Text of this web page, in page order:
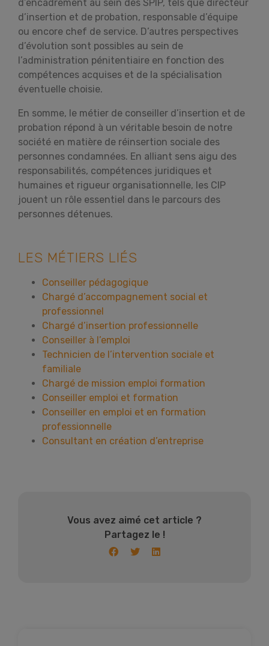
d’encadrement au sein des SPIP, tels que directeur
d’insertion et de probation, responsable d’équipe
ou encore chef de service. D’autres perspectives
d’évolution sont possibles au sein de
l’administration pénitentiaire en fonction des
compétences acquises et de la spécialisation
éventuelle choisie.
En somme, le métier de conseiller d’insertion et de
probation répond à un véritable besoin de notre
société en matière de réinsertion sociale des
personnes condamnées. En alliant sens aigu des
responsabilités, compétences juridiques et
humaines et rigueur organisationnelle, les CIP
jouent un rôle essentiel dans le parcours des
personnes détenues.
LES MÉTIERS LIÉS
Conseiller pédagogique
Chargé d’accompagnement social et
professionnel
Chargé d’insertion professionnelle
Conseiller à l’emploi
Technicien de l’intervention sociale et
familiale
Chargé de mission emploi formation
Conseiller emploi et formation
Conseiller en emploi et en formation
professionnelle
Consultant en création d’entreprise
Vous avez aimé cet article ?
Partagez le !